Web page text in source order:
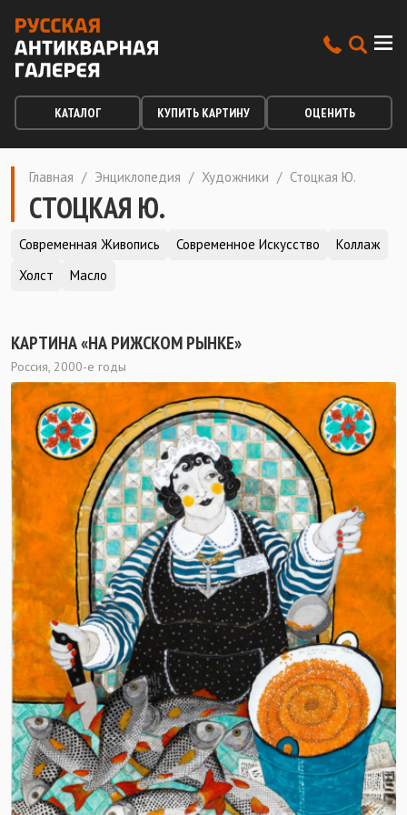
КАТАЛОГ КУПИТЬ КАРТИНУ ОЦЕНИТЬ
Главная / Энциклопедия / Художники / Стоцкая Ю.
СТОЦКАЯ Ю.
Современная Живопись Современное Искусство
Коллаж
Холст
Масло
КАРТИНА «НА РИЖСКОМ РЫНКЕ»
Россия, 2000-е годы